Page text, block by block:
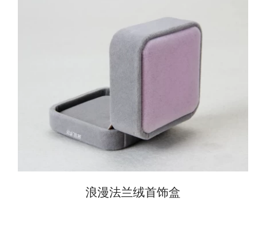
浪漫法兰绒首饰盒